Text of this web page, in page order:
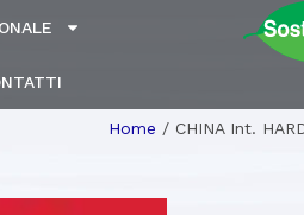
Home / CHINA Int.